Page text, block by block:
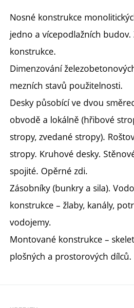
Nosné konstrukce
jedno a vícepodlažních budov.
konstrukce.
Dimenzování
mezních stavů použitelnosti.
Desky působící ve dvou
obvodě a lokálně (hřibové
stropy, zvedané stropy).
stropy. Kruhové desky.
spojité. Opěrné zdi.
Zásobníky (bunkry a sila).
konstrukce – žlaby, kanály,
vodojemy.
Montované konstrukce –
plošných a prostorových dílců.